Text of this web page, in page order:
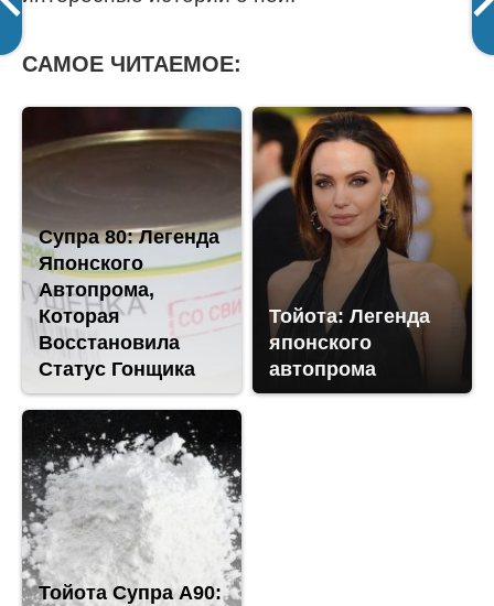
САМОЕ ЧИТАЕМОЕ:
Супра 80: Легенда
Японского
Автопрома,
Которая
Восстановила
Статус Гонщика
Тойота: Легенда
японского
автопрома
Тойота Супра A90: